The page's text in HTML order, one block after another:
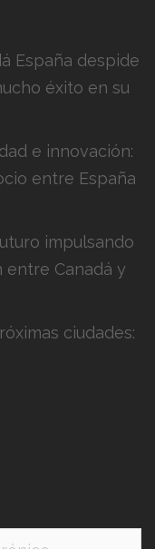
España despide
éxito en su
e innovación:
entre España
impulsando
entre Canadá y
ciudades: